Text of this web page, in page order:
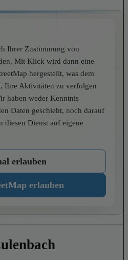
Ihrer Zustimmung von
Mit Klick wird dann eine
hergestellt, was dem
Ihre Aktivitäten zu verfolgen
haben weder Kenntnis
Daten geschieht, noch darauf
diesen Dienst auf eigene
erlauben
erlauben